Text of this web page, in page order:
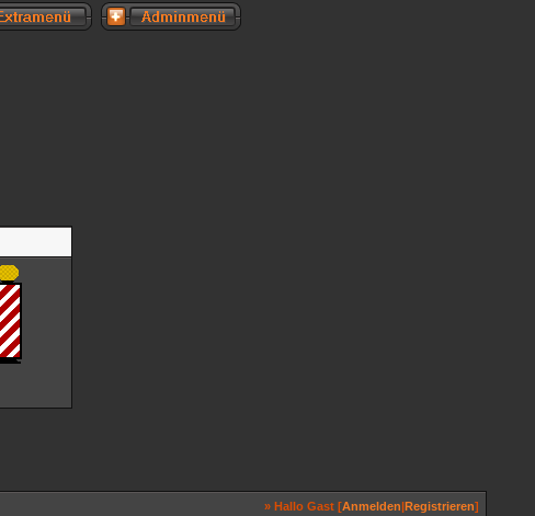
» Hallo Gast [Anmelden|Registrieren]